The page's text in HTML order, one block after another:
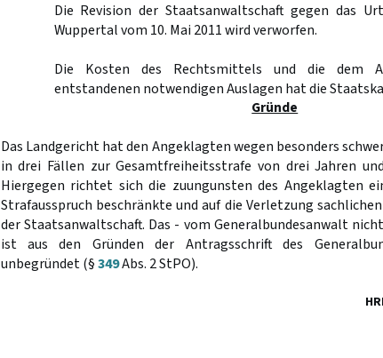
Die Revision der Staatsanwaltschaft gegen das
Wuppertal vom 10. Mai 2011 wird verworfen.
Die Kosten des Rechtsmittels und die dem
entstandenen notwendigen Auslagen hat die
Gründe
Das Landgericht hat den Angeklagten wegen besonders
in drei Fällen zur Gesamtfreiheitsstrafe von drei Jahren
Hiergegen richtet sich die zuungunsten des Angeklagten
Strafausspruch beschränkte und auf die Verletzung
der Staatsanwaltschaft. Das - vom Generalbundesanwalt
ist aus den Gründen der Antragsschrift des
unbegründet (§349Abs. 2 StPO).